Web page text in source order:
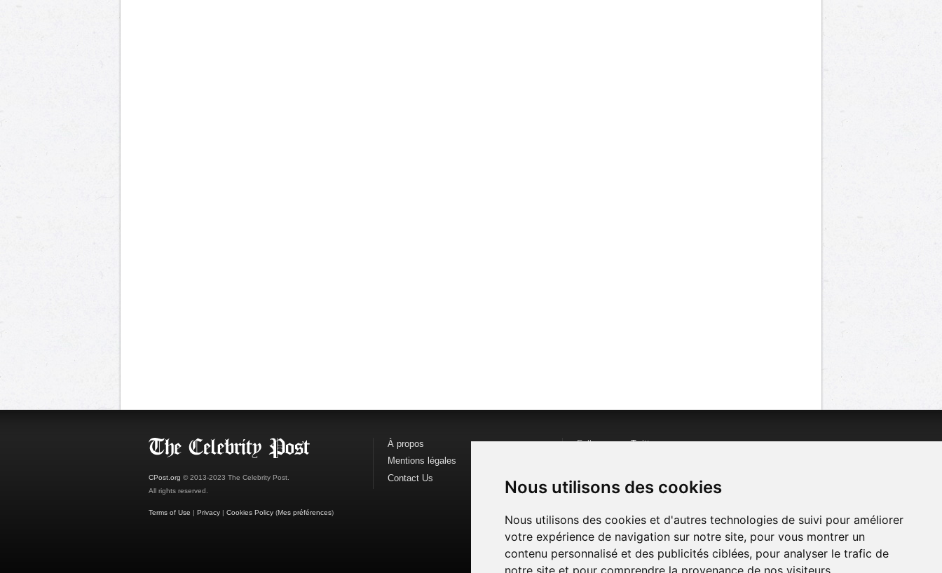
Nous utilisons des cookies
Nous utilisons des cookies et d'autres technologies de suivi pour améliorer
votre expérience de navigation sur notre site, pour vous montrer un
contenu personnalisé et des publicités ciblées, pour analyser le trafic de
notre site et pour comprendre la provenance de nos visiteurs.
CPost.org © 2013-2023 The Celebrity Post.
All rights reserved.
Terms of Use | Privacy | Cookies Policy (Mes préférences)
À propos
Mentions légales
Contact Us
Follow us onTwitter
Watch us on